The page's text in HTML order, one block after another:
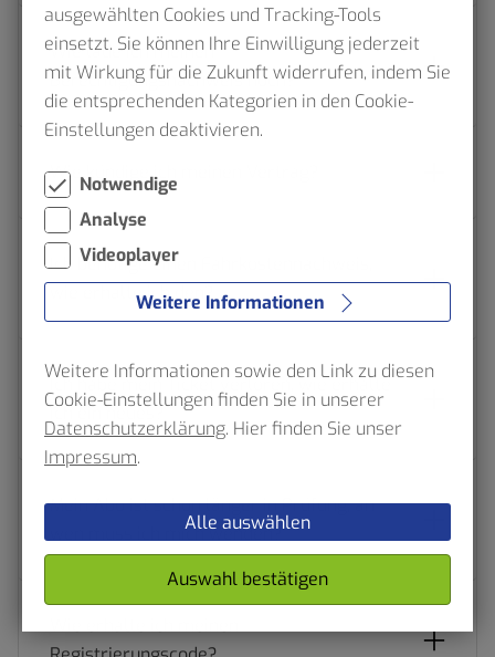
Wie lade ich meinen
Berechtigungsnachweis hoch?
Wie kündige ich meinen Vertrag?
Ich benötige einen Fahrkostennachweis,
wie erhalte ich den?
Ich habe mein Ticket verloren, wie erhalte
ich ein neues?
Mein Abo ist schon länger in Prüfung, an
wen muss ich mich wenden?
Wie erhalte ich meinen
ausgewählten Cookies und Tracking-Tools
einsetzt. Sie können Ihre Einwilligung jederzeit
mit Wirkung für die Zukunft widerrufen, indem Sie
die entsprechenden Kategorien in den Cookie-
Einstellungen deaktivieren.
Notwendige
Analyse
Videoplayer
Weitere Informationen
Weitere Informationen sowie den Link zu diesen
Cookie-Einstellungen finden Sie in unserer
Datenschutzerklärung. Hier finden Sie unser
Impressum.
Alle auswählen
Auswahl bestätigen